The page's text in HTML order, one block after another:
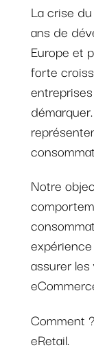
La crise
ans de
Europe et
forte
Notre
assurer
Comment
eRetail.